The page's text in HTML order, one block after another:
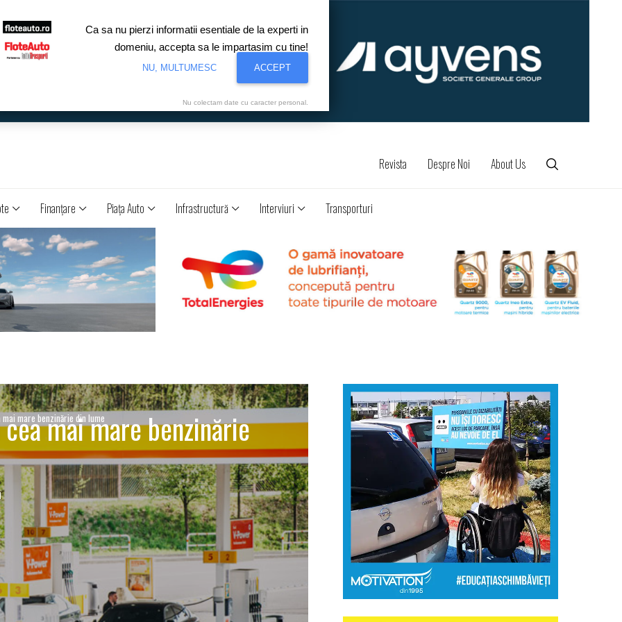
Revista Despre Noi About Us
Finanţare Piaţa Auto Infrastructură Interviuri Transporturi
mare benzinărie din lume
mai mare benzinărie
Ca sa nu pierzi informatii esentiale de la experti in
domeniu, accepta sa le impartasim cu tine!
NU, MULTUMESC ACCEPT
Nu colectam date cu caracter personal.